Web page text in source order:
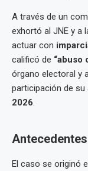
A través de un
exhortó al JNE y a
actuar con
calificó de “abuso
órgano electoral y
participación de su
2026.
El caso se originó